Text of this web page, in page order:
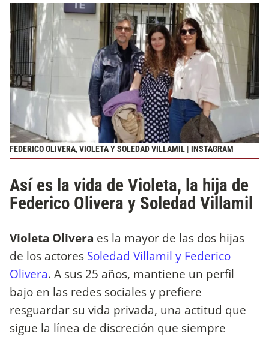
FEDERICO OLIVERA, VIOLETA Y SOLEDAD VILLAMIL | INSTAGRAM
Así es la vida de Violeta, la hija de
Federico Olivera y Soledad Villamil
Violeta Olivera es la mayor de las dos hijas
de los actores Soledad Villamil y Federico
Olivera. A sus 25 años, mantiene un perfil
bajo en las redes sociales y prefiere
resguardar su vida privada, una actitud que
sigue la línea de discreción que siempre